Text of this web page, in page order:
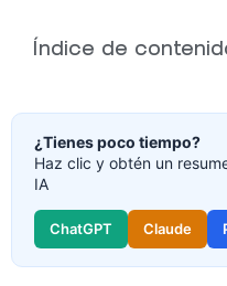
Índice de
¿Tienes poco tiempo?
Haz clic y obtén un
IA
ChatGPT Claude